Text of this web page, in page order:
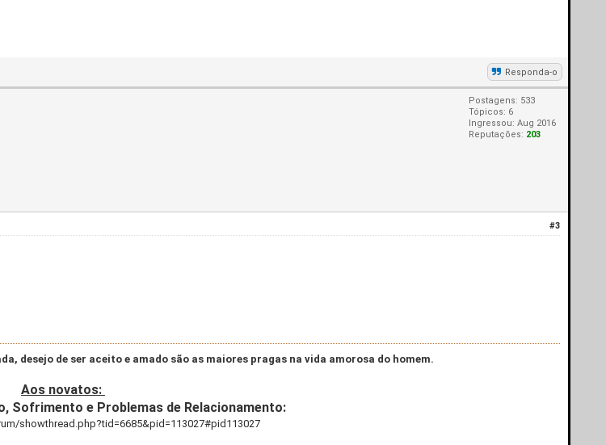
Responda-o
Postagens: 533
Tópicos: 6
Ingressou: Aug 2016
Reputações: 203
#3
desejo de ser aceito e amado são as maiores pragas na vida amorosa do homem.
Aos novatos:
Sofrimento e Problemas de Relacionamento:
showthread.php?tid=6685&pid=113027#pid113027